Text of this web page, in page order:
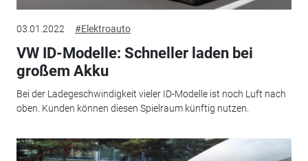
03.01.2022 #Elektroauto
VW ID-Modelle: Schneller laden bei
großem Akku
Bei der Ladegeschwindigkeit vieler ID-Modelle ist noch Luft nach
oben. Kunden können diesen Spielraum künftig nutzen.